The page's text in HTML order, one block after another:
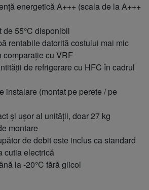
energetică A+++ (scala de la A+++
de 55°C disponibil
rentabile datorită costului mai mic
comparație cu VRF
de refrigerare cu HFC în cadrul
instalare (montat pe perete / pe
și ușor al unității, doar 27 kg
montare
de debit este inclus ca standard
cutia electrică
la -20°C fără glicol